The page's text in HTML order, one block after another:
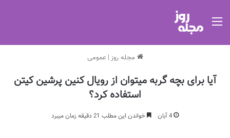
مجله روز | عمومی
آیا برای بچه گربه میتوان از رویال کنین پرشین کیتن
استفاده کرد؟
4 آبان خواندن این مطلب 21 دقیقه زمان میبرد